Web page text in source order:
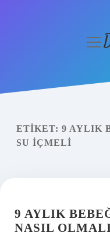
Yasal Uyarı
ETIKET: 9 AYLIK
SU IÇMELI
9 AYLIK
NASIL